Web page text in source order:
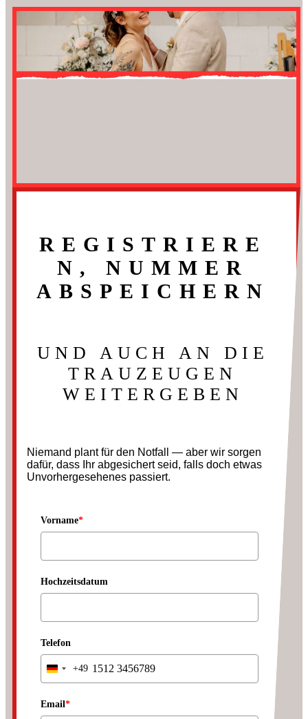
REGISTRIERE
N, NUMMER
ABSPEICHERN
UND AUCH AN DIE
TRAUZEUGEN
WEITERGEBEN
Niemand plant für den Notfall — aber wir sorgen
dafür, dass Ihr abgesichert seid, falls doch etwas
Unvorhergesehenes passiert.
Vorname*
Hochzeitsdatum
Telefon
Germany
+49
Email*